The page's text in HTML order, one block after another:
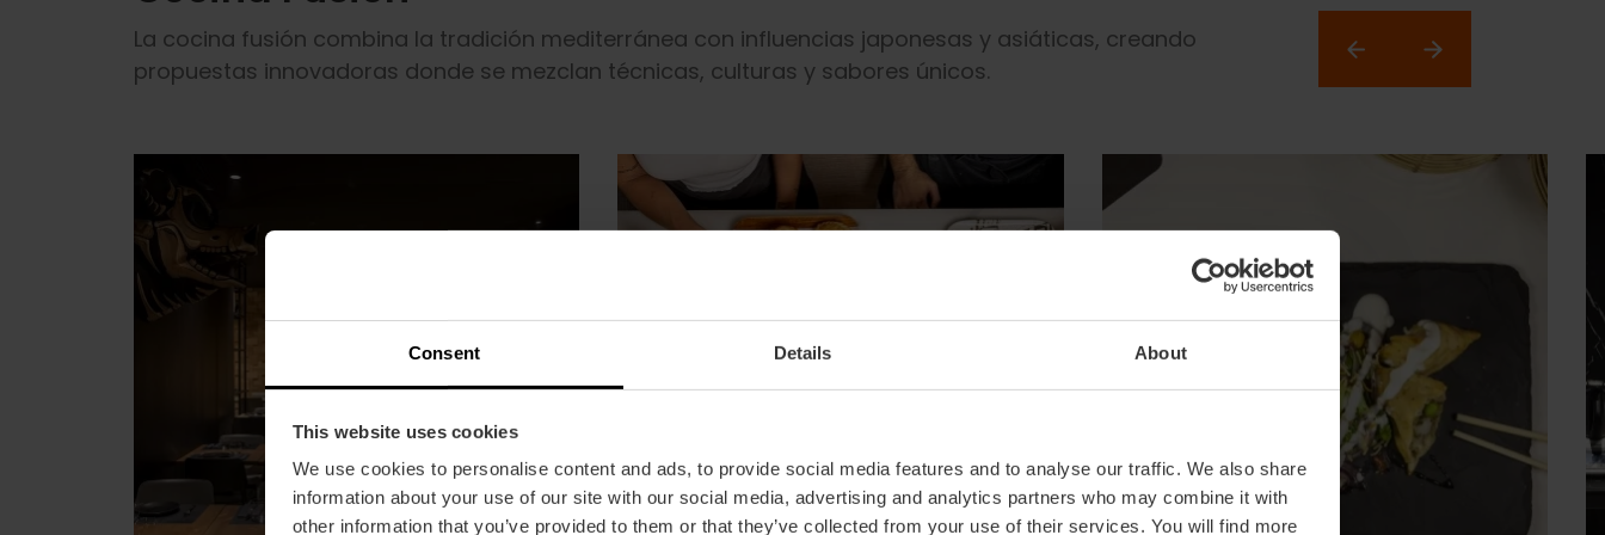
Consent Details About
This website uses cookies
We use cookies to personalise content and ads, to provide social media features and to analyse our traffic. We also share
information about your use of our site with our social media, advertising and analytics partners who may combine it with
other information that you’ve provided to them or that they’ve collected from your use of their services. You will find more
La cocina fusión combina la tradición mediterránea con influencias japonesas y asiáticas, creando
propuestas innovadoras donde se mezclan técnicas, culturas y sabores únicos.